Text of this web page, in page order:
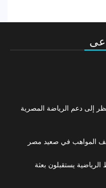
إلى دعم الرياضة المصرية
المواهب في صعيد مصر
يستقبلون بعثة